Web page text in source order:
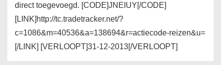
direct toegevoegd. [CODE]JNEIUY[/CODE]
[LINK]http://tc.tradetracker.net/?
c=1086&m=40536&a=138694&r=actiecode-reizen&u=
[/LINK] [VERLOOPT]31-12-2013[/VERLOOPT]